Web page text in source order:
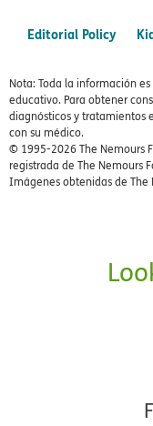
Editorial Policy
Nota: Toda la información
educativo. Para obtener
diagnósticos y tratamientos
con su médico.
© 1995-2026 The Nemours
registrada de The Nemours
Imágenes obtenidas de The